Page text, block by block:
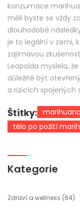
konzumace
měli byste se vždy
dlouhodobé
je to legální v zemi,
zajímavou
Leopolda myslela,
důležité být
a rizicích spojených
Štítky: marihuana
tělo po požití
Kategorie
Zdraví a wellness (64)